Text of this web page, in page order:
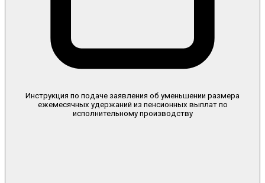
Инструкция по подаче заявления об уменьшении размера
ежемесячных удержаний из пенсионных выплат по
исполнительному производству